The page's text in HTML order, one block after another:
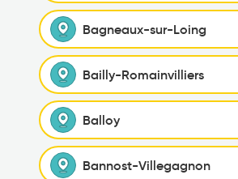
Bagneaux-sur-Loing
Bailly-Romainvilliers
Balloy
Bannost-Villegagnon